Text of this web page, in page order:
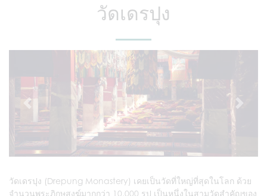
วัดเดรปุง
วัดเดรปุง (Drepung Monastery) เคยเป็นวัดที่ใหญ่ที่สุดในโลก ด้วย
จำนวนพระภิกษุสงฆ์มากกว่า 10,000 รูป เป็นหนึ่งในสามวัดสำคัญของ